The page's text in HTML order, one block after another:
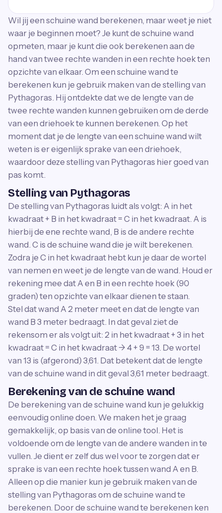
Wil jij een schuine wand berekenen, maar weet je niet
waar je beginnen moet? Je kunt de schuine wand
opmeten, maar je kunt die ook berekenen aan de
hand van twee rechte wanden in een rechte hoek ten
opzichte van elkaar. Om een schuine wand te
berekenen kun je gebruik maken van de stelling van
Pythagoras. Hij ontdekte dat we de lengte van de
twee rechte wanden kunnen gebruiken om de derde
van een driehoek te kunnen berekenen. Op het
moment dat je de lengte van een schuine wand wilt
weten is er eigenlijk sprake van een driehoek,
waardoor deze stelling van Pythagoras hier goed van
pas komt.
Stelling van Pythagoras
De stelling van Pythagoras luidt als volgt: A in het
kwadraat + B in het kwadraat = C in het kwadraat. A is
hierbij de ene rechte wand, B is de andere rechte
wand. C is de schuine wand die je wilt berekenen.
Zodra je C in het kwadraat hebt kun je daar de wortel
van nemen en weet je de lengte van de wand. Houd er
rekening mee dat A en B in een rechte hoek (90
graden) ten opzichte van elkaar dienen te staan.
Stel dat wand A 2 meter meet en dat de lengte van
wand B 3 meter bedraagt. In dat geval ziet de
rekensom er als volgt uit: 2 in het kwadraat + 3 in het
kwadraat = C in het kwadraat -> 4 + 9 = 13. De wortel
van 13 is (afgerond) 3,61. Dat betekent dat de lengte
van de schuine wand in dit geval 3,61 meter bedraagt.
Berekening van de schuine wand
De berekening van de schuine wand kun je gelukkig
eenvoudig online doen. We maken het je graag
gemakkelijk, op basis van de online tool. Het is
voldoende om de lengte van de andere wanden in te
vullen. Je dient er zelf dus wel voor te zorgen dat er
sprake is van een rechte hoek tussen wand A en B.
Alleen op die manier kun je gebruik maken van de
stelling van Pythagoras om de schuine wand te
berekenen. Door de schuine wand te berekenen ken